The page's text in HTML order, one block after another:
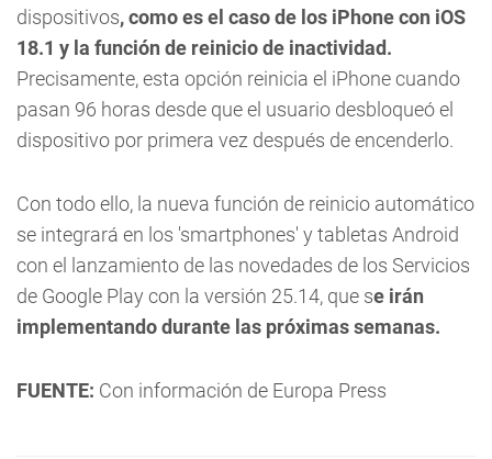
dispositivos, como es el caso de los iPhone con iOS
18.1 y la función de reinicio de inactividad.
Precisamente, esta opción reinicia el iPhone cuando
pasan 96 horas desde que el usuario desbloqueó el
dispositivo por primera vez después de encenderlo.
Con todo ello, la nueva función de reinicio automático
se integrará en los 'smartphones' y tabletas Android
con el lanzamiento de las novedades de los Servicios
de Google Play con la versión 25.14, que se irán
implementando durante las próximas semanas.
FUENTE: Con información de Europa Press